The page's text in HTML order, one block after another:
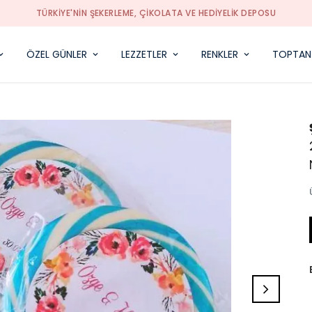
TÜRKIYE'NIN ŞEKERLEME, ÇIKOLATA VE HEDIYELIK DEPOSU
ÖZEL GÜNLER LEZZETLER RENKLER TOPTAN